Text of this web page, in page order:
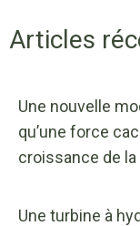
Articles
Une nouvelle
qu’une force
croissance de
Une turbine à